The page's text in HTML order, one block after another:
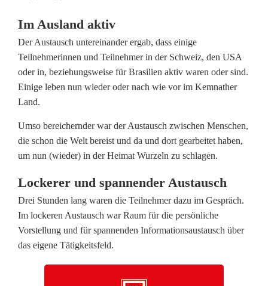
o
w
o
r
k
i
g
:
E
Im Ausland aktiv
Der Austausch untereinander ergab, dass einige
Teilnehmerinnen und Teilnehmer in der Schweiz, den USA
oder in, beziehungsweise für Brasilien aktiv waren oder sind.
Einige leben nun wieder oder nach wie vor im Kemnather
Land.
Umso bereichernder war der Austausch zwischen Menschen,
die schon die Welt bereist und da und dort gearbeitet haben,
um nun (wieder) in der Heimat Wurzeln zu schlagen.
Lockerer und spannender Austausch
Drei Stunden lang waren die Teilnehmer dazu im Gespräch.
Im lockeren Austausch war Raum für die persönliche
Vorstellung und für spannenden Informationsaustausch über
das eigene Tätigkeitsfeld.